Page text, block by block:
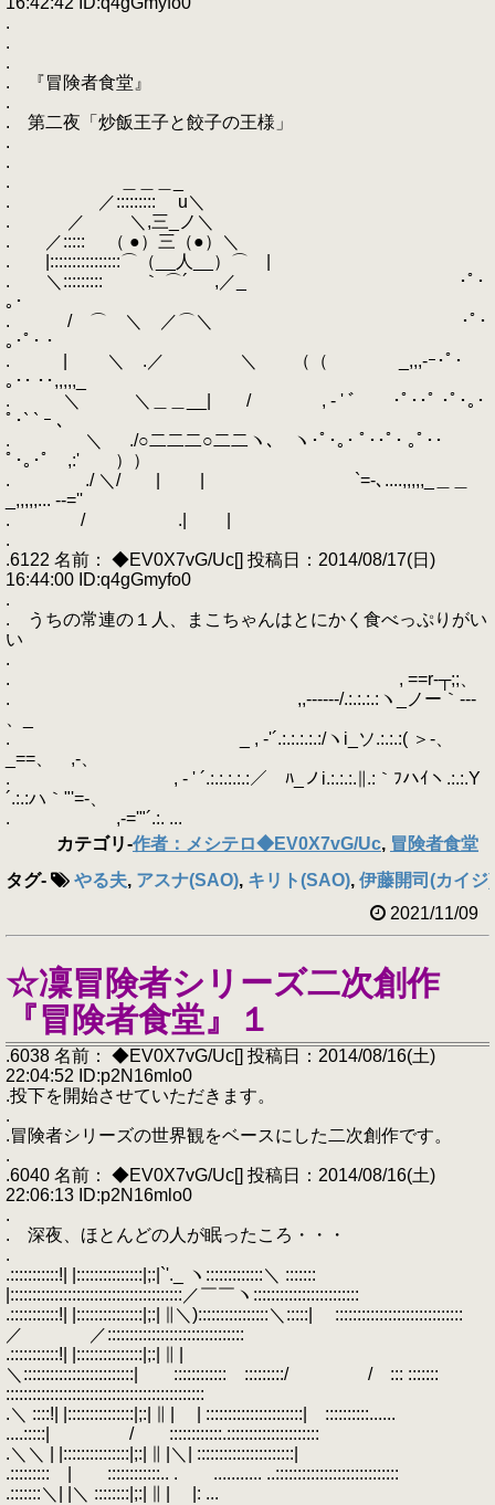
.
.
.
. 『冒険者食堂』
.
. 第二夜「炒飯王子と餃子の王様」
.
.
. ＿＿＿_
. ／::::::::: u＼
. ／ ＼,三_ノ＼
. ／::::: （ ●）三（●）＼
. |::::::::::::::::⌒（__人__）⌒ |
. ＼::::::::: ｀ ⌒´ ,／_ ･ﾟ･
｡･
. / ⌒ ＼ ／⌒＼ ･ﾟ･
｡･ﾟ･ ･
. | ＼ .／ ＼ （（ _,,,-ｰ･ﾟ･
｡･･ ･･,,,,,_
. ＼ ＼＿＿__| / , - ' ﾞ ･ﾟ･･ﾟ ･ﾟ･｡･
ﾟ･` ` ｰ ､
. ＼ ./○二二二○二二ヽ､ ヽ･ﾟ･｡･ ﾟ･･ﾟ･ ｡ﾟ･･
ﾟ･｡･ﾟ ,:' ））
. ./ ＼/ | | `=-､....,,,,,_＿＿
_,,,,,... -‐=''
. / .| |
.
.6122 名前： ◆EV0X7vG/Uc[] 投稿日：2014/08/17(日)
16:44:00 ID:q4gGmyfo0
.
. うちの常連の１人、まこちゃんはとにかく食べっぷりがい
い
.
. , ==r-┬;;、
. ,,------/.:.:.:.:ヽ_ノー｀---
. _ , -'´.:.:.:.:.:/ヽi_ソ.:.:.:( ＞-、
_==、 ,-、
. , - ' ´.:.:.:.:.:／￣ﾊ_ノi.:.:.:.∥.:｀ﾌハｲヽ.:.:.Y
´.:.:ハ｀"'=-、
. ,-='"´.:. ...
カテゴリ-作者：メシテロ◆EV0X7vG/Uc, 冒険者食堂
タグ- やる夫, アスナ(SAO), キリト(SAO), 伊藤開司(カイジ)
2021/11/09
☆凜冒険者シリーズ二次創作
『冒険者食堂』１
.6038 名前： ◆EV0X7vG/Uc[] 投稿日：2014/08/16(土)
22:04:52 ID:p2N16mlo0
.投下を開始させていただきます。
.
.冒険者シリーズの世界観をベースにした二次創作です。
.
.6040 名前： ◆EV0X7vG/Uc[] 投稿日：2014/08/16(土)
22:06:13 ID:p2N16mlo0
.
. 深夜、ほとんどの人が眠ったころ・・・
.
.:::::::::::!| |:::::::::::::::|;:|`'._ ヽ:::::::::::::＼ :::::::
|:::::::::::::::::::::::::::::::::::::::／￣￣ヽ::::::::::::::::::::::::
.:::::::::::!| |:::::::::::::::|;:| ∥＼)::::::::::::::::＼:::::| :::::::::::::::::::::::::::::
／ ／:::::::::::::::::::::::::::::::
.:::::::::::!| |:::::::::::::::|;:| ∥ |
＼:::::::::::::::::::::::::| :::::::::::: :::::::::/ / ::: :::::::
:::::::::::::::::::::::::::::::::::::::::::::
.＼ ::::!| |:::::::::::::::|;:| ∥ | | ::::::::::::::::::::::| ::::::::::......
....:::::| / ::::::::::::.:::::::::::::::::::::
.＼＼ | |:::::::::::::::|;:| ∥ |＼| ::::::::::::::::::::::|
.::::::::: | ::::::::::::.. . ........... ..::::::::::::::::::::::::::::
.:::::::＼| |＼ ::::::::|;:| ∥ | |: ...